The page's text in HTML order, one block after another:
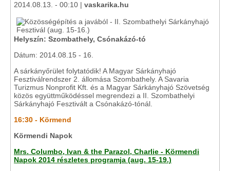
2014.08.13. - 00:10 | vaskarika.hu
Helyszín: Szombathely, Csónakázó-tó
Dátum: 2014.08.15 - 16.
A sárkányőrület folytatódik! A Magyar Sárkányhajó
Fesztiválrendszer 2. állomása Szombathely. A Savaria
Turizmus Nonprofit Kft. és a Magyar Sárkányhajó Szövetség
közös együttműködéssel megrendezi a II. Szombathelyi
Sárkányhajó Fesztivált a Csónakázó-tónál.
16:30 - Körmend
Körmendi Napok
Mrs. Columbo, Ivan & the Parazol, Charlie - Körmendi
Napok 2014 részletes programja (aug. 15-19.)